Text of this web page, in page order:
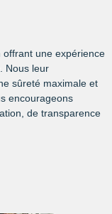
offrant une expérience
Nous leur
sûreté maximale et
encourageons
de transparence